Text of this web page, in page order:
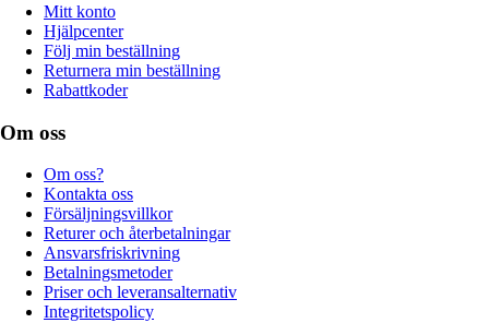
Mitt konto
Hjälpcenter
Följ min beställning
Returnera min beställning
Rabattkoder
Om oss
Om oss?
Kontakta oss
Försäljningsvillkor
Returer och återbetalningar
Ansvarsfriskrivning
Betalningsmetoder
Priser och leveransalternativ
Integritetspolicy